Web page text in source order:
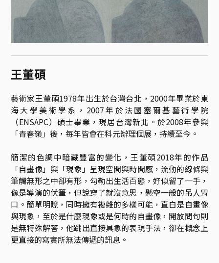
王董碩
藝術家王董碩1978年出生於台灣台北，2000年畢業於東
海大學美術學系，2007年於法國塞爾基藝術學院
（ENSAPC）碩士畢業，現居台灣新北。於2008年參與
「青春嶺」後，每年皆會在科元辦理個展，持續至今。
簡潔的色調中暗藏豐富的變化，王董碩2018年的作品
「自畫像」與「現象」呈現空間與時間感，流動的線條與
筆觸無形之中卻有形，勾勒出生活百態，好似留了一手，
像是導演的伏筆，但說穿了就沒意思，懸空一般的吊人胃
口。簡單明瞭，同時擁有複雜的多樣可能，直白是自畫像
與現象，至於是什麼現象或是何時的自畫像，開放問句則
是無特殊解答，他跳出直接具象的表現手法，卻在概念上